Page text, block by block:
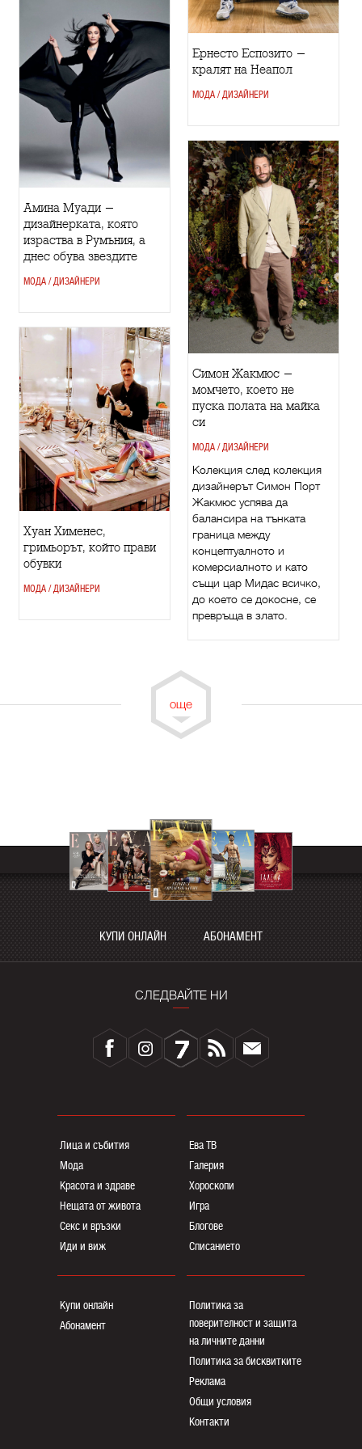
Ернесто Еспозито -
кралят на Неапол
МОДА / ДИЗАЙНЕРИ
Амина Муади -
дизайнерката, която
израства в Румъния, а
днес обува звездите
МОДА / ДИЗАЙНЕРИ
Симон Жакмюс -
момчето, което не
пуска полата на майка
си
МОДА / ДИЗАЙНЕРИ
Колекция след колекция
дизайнерът Симон Порт
Жакмюс успява да
балансира на тънката
граница между
концептуалното и
комерсиалното и като
същи цар Мидас всичко,
до което се докосне, се
превръща в злато.
Хуан Хименес,
гримьорът, който прави
обувки
МОДА / ДИЗАЙНЕРИ
КУПИ ОНЛАЙН АБОНАМЕНТ
СЛЕДВАЙТЕ НИ
Лица и събития
Мода
Красота и здраве
Нещата от живота
Секс и връзки
Иди и виж
Ева ТВ
Галерия
Хороскопи
Игра
Блогoве
Списанието
Купи онлайн
Абонамент
Политика за
поверителност и защита
на личните данни
Политика за бисквитките
Реклама
Общи условия
Контакти